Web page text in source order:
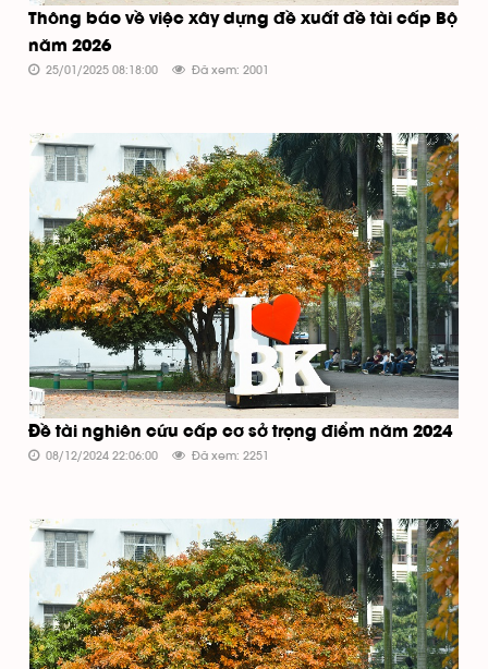
Thông báo về việc xây dựng đề xuất đề tài cấp Bộ
năm 2026
25/01/2025 08:18:00 Đã xem: 2001
Đề tài nghiên cứu cấp cơ sở trọng điểm năm 2024
08/12/2024 22:06:00 Đã xem: 2251